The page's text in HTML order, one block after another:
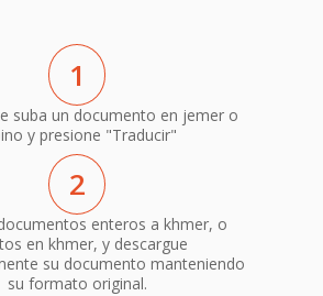
1
suba un documento en jemer o
y presione "Traducir"
2
enteros a khmer, o
en khmer, y descargue
su documento manteniendo
su formato original.